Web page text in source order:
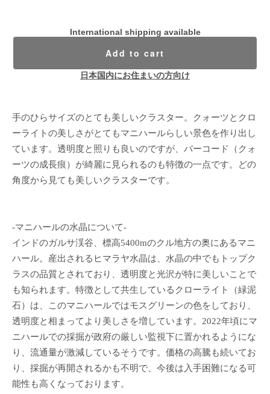
International shipping available
Add to cart
日本国内にお住まいの方向け
手のひらサイズのとても美しいクラスター。クォーツとクロ
ーライトの美しさがとてもマニハールらしい景色を作り出し
ています。透明度と照りも良いのですが、バーコード（クォ
ーツの成長痕）が綺麗に見られるのも特徴の一点です。どの
角度から見ても美しいクラスターです。
-マニハールの水晶について-
インドのガルサ渓谷、標高5400mのクル地方の奥にあるマニ
ハール。産出されるヒマラヤ水晶は、水晶の中でもトップク
ラスの品質とされており、透明度と光沢が特に美しいことで
も知られます。特徴として共生しているクローライト（緑泥
石）は、このマニハールではモスグリーンの色をしており、
透明度と相まってより美しさを増しています。2022年頃にマ
ニハールでの採掘が政府の厳しい監視下に置かれるようにな
り、流通量が激減しているそうです。価格の高騰も続いてお
り、採掘が再開されるかも不明で、今後は入手困難になる可
能性も高くなっております。